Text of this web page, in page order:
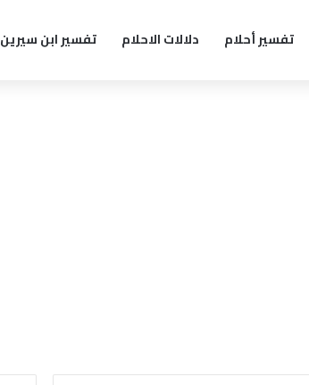
تفسير أحلام دلالات الاحلام تفسير ابن سيرين